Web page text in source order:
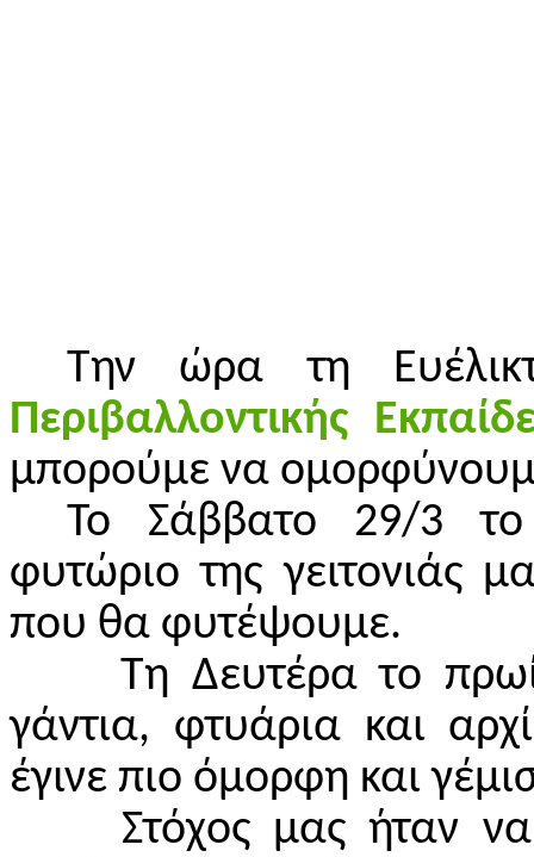
Την ώρα τη
Περιβαλλοντικής
μπορούμε να
Το Σάββατο 29/3 το
φυτώριο της γειτονιάς
που θα φυτέψουμε.
Τη Δευτέρα το
γάντια, φτυάρια και
έγινε πιο όμορφη και
Στόχος μας ήταν